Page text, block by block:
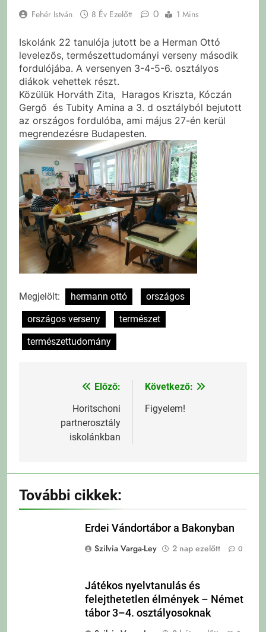
Fehér István 8 Év Ezelőtt 0 1 Mins
Iskolánk 22 tanulója jutott be a Herman Ottó
levelezős, természettudományi verseny második
fordulójába. A versenyen 3-4-5-6. osztályos
diákok vehettek részt.
Közülük Horváth Zita, Haragos Kriszta, Kóczán
Gergő és Tubity Amina a 3. d osztályból bejutott
az országos fordulóba, ami május 27-én kerül
megrendezésre Budapesten.
Megjelölt: hermann ottó
országos
országos verseny
természet
természettudomány
Bejegyzés
navigáció
Előző:
Horitschoni
partnerosztály
iskolánkban
Következő:
Figyelem!
További cikkek:
Erdei Vándortábor a Bakonyban
Szilvia Varga-Ley
2 nap ezelőtt 0
Játékos nyelvtanulás és
felejthetetlen élmények – Német
tábor 3–4. osztályosoknak